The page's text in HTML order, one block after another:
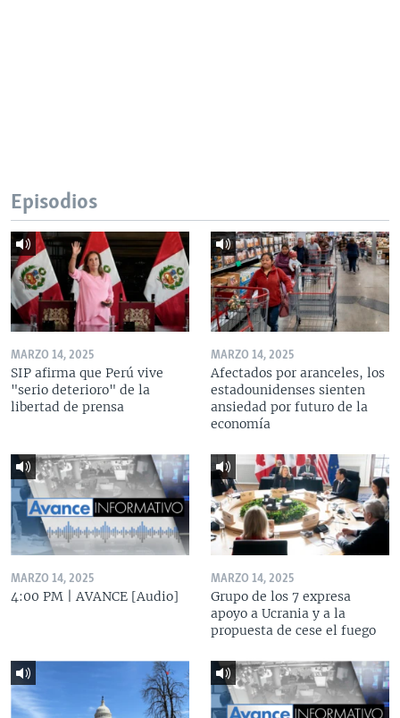
Episodios
MARZO 14, 2025
SIP afirma que Perú vive
"serio deterioro" de la
libertad de prensa
MARZO 14, 2025
Afectados por aranceles, los
estadounidenses sienten
ansiedad por futuro de la
economía
MARZO 14, 2025
4:00 PM | AVANCE [Audio]
MARZO 14, 2025
Grupo de los 7 expresa
apoyo a Ucrania y a la
propuesta de cese el fuego